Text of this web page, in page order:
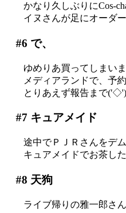
かなり久しぶりにCos-
イヌさんが足にオーダ
#6 で、
ゆめりあ買ってしまい
メディアランドで、予
とりあえず報告まで('◇')
#7 キュアメイド
途中でＰＪＲさんをデ
キュアメイドでお茶し
#8 天狗
ライブ帰りの雅一郎さ